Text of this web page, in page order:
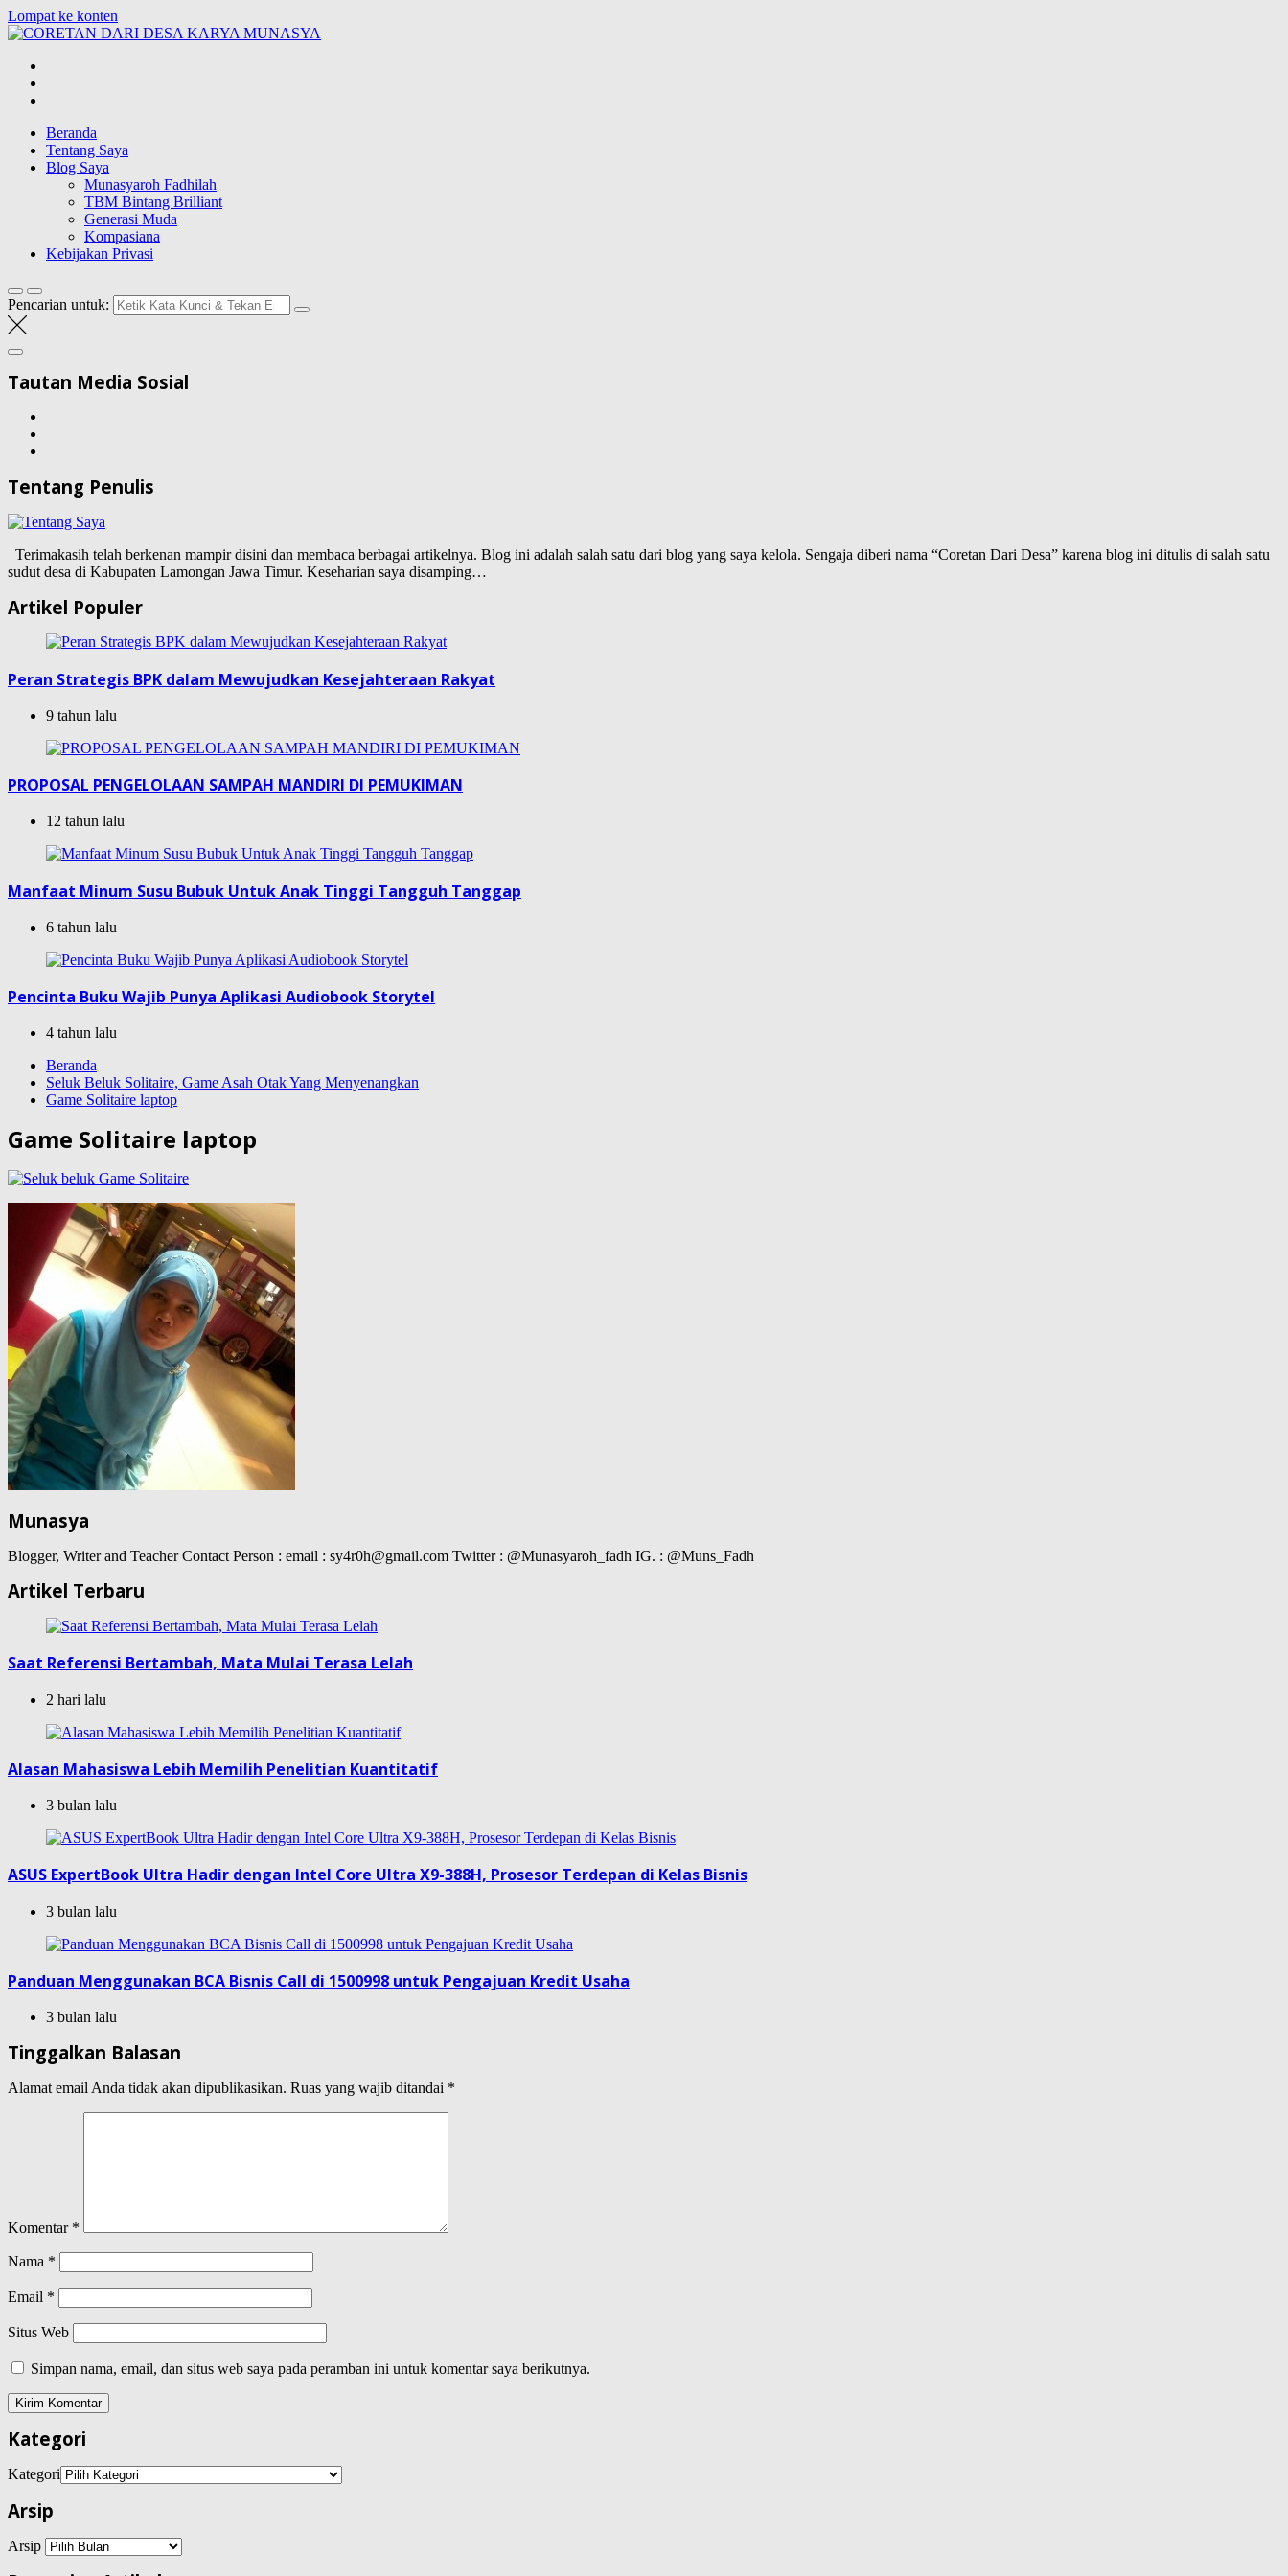
Lompat ke konten
Blog Wong Ndeso yang ingin berbagi berbagai hal di sekitarnya
Beranda
Tentang Saya
Blog Saya
Munasyaroh Fadhilah
TBM Bintang Brilliant
Generasi Muda
Kompasiana
Kebijakan Privasi
Pencarian untuk:
Tautan Media Sosial
Tentang Penulis
Terimakasih telah berkenan mampir disini dan membaca berbagai artikelnya. Blog ini adalah salah satu dari blog yang saya kelola. Sengaja diberi nama “Coretan Dari Desa” karena blog ini ditulis di salah satu
sudut desa di Kabupaten Lamongan Jawa Timur. Keseharian saya disamping…
Artikel Populer
Peran Strategis BPK dalam Mewujudkan Kesejahteraan Rakyat
9 tahun lalu
PROPOSAL PENGELOLAAN SAMPAH MANDIRI DI PEMUKIMAN
12 tahun lalu
Manfaat Minum Susu Bubuk Untuk Anak Tinggi Tangguh Tanggap
6 tahun lalu
Pencinta Buku Wajib Punya Aplikasi Audiobook Storytel
4 tahun lalu
Beranda
Seluk Beluk Solitaire, Game Asah Otak Yang Menyenangkan
Game Solitaire laptop
Game Solitaire laptop
Munasya
Blogger, Writer and Teacher Contact Person : email : sy4r0h@gmail.com Twitter : @Munasyaroh_fadh IG. : @Muns_Fadh
Artikel Terbaru
Saat Referensi Bertambah, Mata Mulai Terasa Lelah
2 hari lalu
Alasan Mahasiswa Lebih Memilih Penelitian Kuantitatif
3 bulan lalu
ASUS ExpertBook Ultra Hadir dengan Intel Core Ultra X9-388H, Prosesor Terdepan di Kelas Bisnis
3 bulan lalu
Panduan Menggunakan BCA Bisnis Call di 1500998 untuk Pengajuan Kredit Usaha
3 bulan lalu
Tinggalkan Balasan
Alamat email Anda tidak akan dipublikasikan. Ruas yang wajib ditandai *
Komentar *
Nama *
Email *
Situs Web
Simpan nama, email, dan situs web saya pada peramban ini untuk komentar saya berikutnya.
Kategori
Kategori
Arsip
Arsip